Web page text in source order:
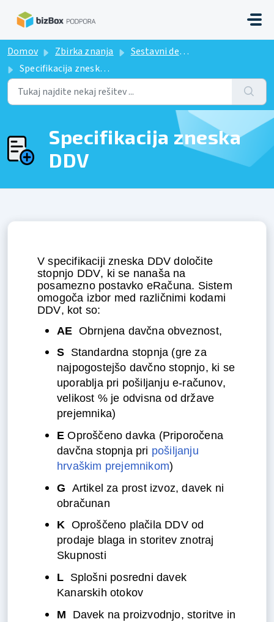
Domov Zbirka znanja
Sestavni deli e-računa
Specifikacija zneska DDV
Specifikacija zneska
DDV
V specifikaciji zneska DDV določite
stopnjo DDV, ki se nanaša na
posamezno postavko eRačuna. Sistem
omogoča izbor med različnimi kodami
DDV, kot so:
AE Obrnjena davčna obveznost,
S Standardna stopnja (gre za
najpogostejšo davčno stopnjo, ki se
uporablja pri pošiljanju e-računov,
velikost % je odvisna od države
prejemnika)
E Oproščeno davka (Priporočena
davčna stopnja pri pošiljanju
hrvaškim prejemnikom)
G Artikel za prost izvoz, davek ni
obračunan
K Oproščeno plačila DDV od
prodaje blaga in storitev znotraj
Skupnosti
L Splošni posredni davek
Kanarskih otokov
M
Davek na proizvodnjo, storitve in